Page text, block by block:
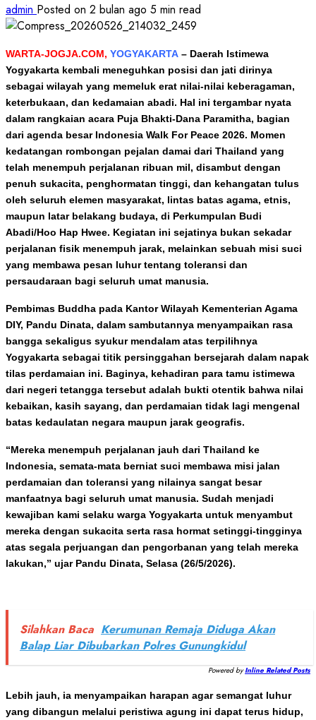
admin Posted on 2 bulan ago 5 min read
WARTA-JOGJA.COM, YOGYAKARTA – Daerah Istimewa
Yogyakarta kembali meneguhkan posisi dan jati dirinya
sebagai wilayah yang memeluk erat nilai-nilai keberagaman,
keterbukaan, dan kedamaian abadi. Hal ini tergambar nyata
dalam rangkaian acara Puja Bhakti-Dana Paramitha, bagian
dari agenda besar Indonesia Walk For Peace 2026. Momen
kedatangan rombongan pejalan damai dari Thailand yang
telah menempuh perjalanan ribuan mil, disambut dengan
penuh sukacita, penghormatan tinggi, dan kehangatan tulus
oleh seluruh elemen masyarakat, lintas batas agama, etnis,
maupun latar belakang budaya, di Perkumpulan Budi
Abadi/Hoo Hap Hwee. Kegiatan ini sejatinya bukan sekadar
perjalanan fisik menempuh jarak, melainkan sebuah misi suci
yang membawa pesan luhur tentang toleransi dan
persaudaraan bagi seluruh umat manusia.
Pembimas Buddha pada Kantor Wilayah Kementerian Agama
DIY, Pandu Dinata, dalam sambutannya menyampaikan rasa
bangga sekaligus syukur mendalam atas terpilihnya
Yogyakarta sebagai titik persinggahan bersejarah dalam napak
tilas perdamaian ini. Baginya, kehadiran para tamu istimewa
dari negeri tetangga tersebut adalah bukti otentik bahwa nilai
kebaikan, kasih sayang, dan perdamaian tidak lagi mengenal
batas kedaulatan negara maupun jarak geografis.
“Mereka menempuh perjalanan jauh dari Thailand ke
Indonesia, semata-mata berniat suci membawa misi jalan
perdamaian dan toleransi yang nilainya sangat besar
manfaatnya bagi seluruh umat manusia. Sudah menjadi
kewajiban kami selaku warga Yogyakarta untuk menyambut
mereka dengan sukacita serta rasa hormat setinggi-tingginya
atas segala perjuangan dan pengorbanan yang telah mereka
lakukan,” ujar Pandu Dinata, Selasa (26/5/2026).
Silahkan Baca Kerumunan Remaja Diduga Akan
Balap Liar Dibubarkan Polres Gunungkidul
Powered by Inline Related Posts
Lebih jauh, ia menyampaikan harapan agar semangat luhur
yang dibangun melalui peristiwa agung ini dapat terus hidup,